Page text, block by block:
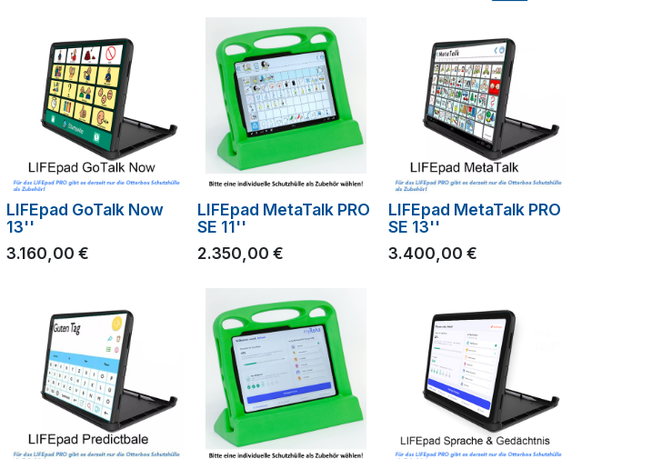
LIFEpad GoTalk Now
13''
3.160,00 €
LIFEpad MetaTalk PRO
SE 11''
2.350,00 €
LIFEpad MetaTalk PRO
SE 13''
3.400,00 €